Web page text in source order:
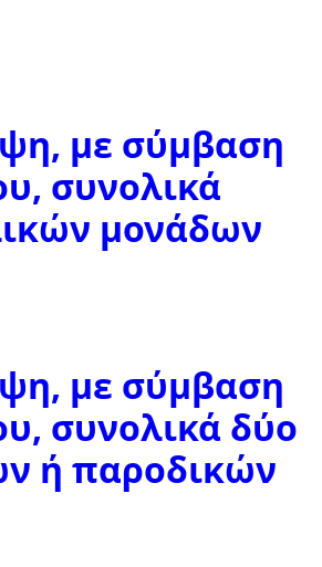
με σύμβαση
συνολικά
μονάδων
με σύμβαση
συνολικά δύο
ή παροδικών